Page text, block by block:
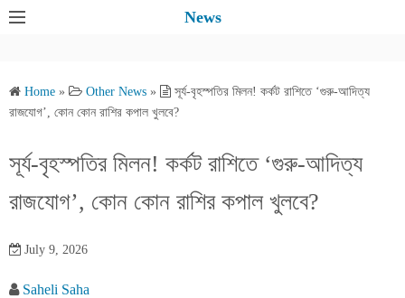
News
Home » Other News »
সূর্য-বৃহস্পতির মিলন! কর্কট রাশিতে ‘গুরু-আদিত্য
রাজযোগ’, কোন কোন রাশির কপাল খুলবে?
সূর্য-বৃহস্পতির মিলন! কর্কট রাশিতে ‘গুরু-আদিত্য
রাজযোগ’, কোন কোন রাশির কপাল খুলবে?
July 9, 2026
Saheli Saha